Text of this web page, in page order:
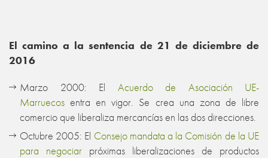
El camino a la sentencia de 21 de diciembre de
2016
Marzo 2000: El Acuerdo de Asociación UE-
Marruecos entra en vigor. Se crea una zona de libre
comercio que liberaliza mercancías en las dos direcciones.
Octubre 2005: El Consejo mandata a la Comisión de la UE
para negociar próximas liberalizaciones de productos